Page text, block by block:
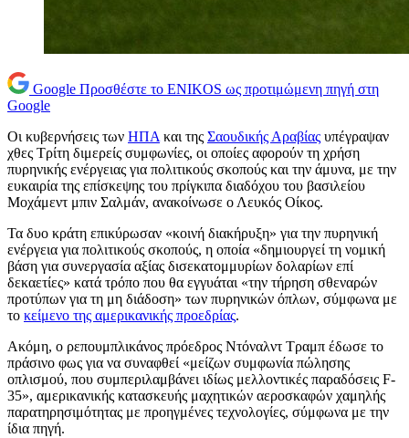
Google Προσθέστε το ENIKOS ως προτιμώμενη πηγή στη
Google
Οι κυβερνήσεις των ΗΠΑ και της Σαουδικής Αραβίας υπέγραψαν
χθες Τρίτη διμερείς συμφωνίες, οι οποίες αφορούν τη χρήση
πυρηνικής ενέργειας για πολιτικούς σκοπούς και την άμυνα, με την
ευκαιρία της επίσκεψης του πρίγκιπα διαδόχου του βασιλείου
Μοχάμεντ μπιν Σαλμάν, ανακοίνωσε ο Λευκός Οίκος.
Τα δυο κράτη επικύρωσαν «κοινή διακήρυξη» για την πυρηνική
ενέργεια για πολιτικούς σκοπούς, η οποία «δημιουργεί τη νομική
βάση για συνεργασία αξίας δισεκατομμυρίων δολαρίων επί
δεκαετίες» κατά τρόπο που θα εγγυάται «την τήρηση σθεναρών
προτύπων για τη μη διάδοση» των πυρηνικών όπλων, σύμφωνα με
το κείμενο της αμερικανικής προεδρίας.
Ακόμη, ο ρεπουμπλικάνος πρόεδρος Ντόναλντ Τραμπ έδωσε το
πράσινο φως για να συναφθεί «μείζων συμφωνία πώλησης
οπλισμού, που συμπεριλαμβάνει ιδίως μελλοντικές παραδόσεις F-
35», αμερικανικής κατασκευής μαχητικών αεροσκαφών χαμηλής
παρατηρησιμότητας με προηγμένες τεχνολογίες, σύμφωνα με την
ίδια πηγή.